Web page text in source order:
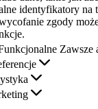
identyfikatory na
zgody
Zawsze